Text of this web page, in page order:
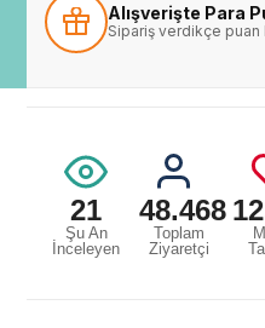
Alışverişte Para
Sipariş verdikçe puan
21
Şu An
İnceleyen
48.468
Toplam
Ziyaretçi